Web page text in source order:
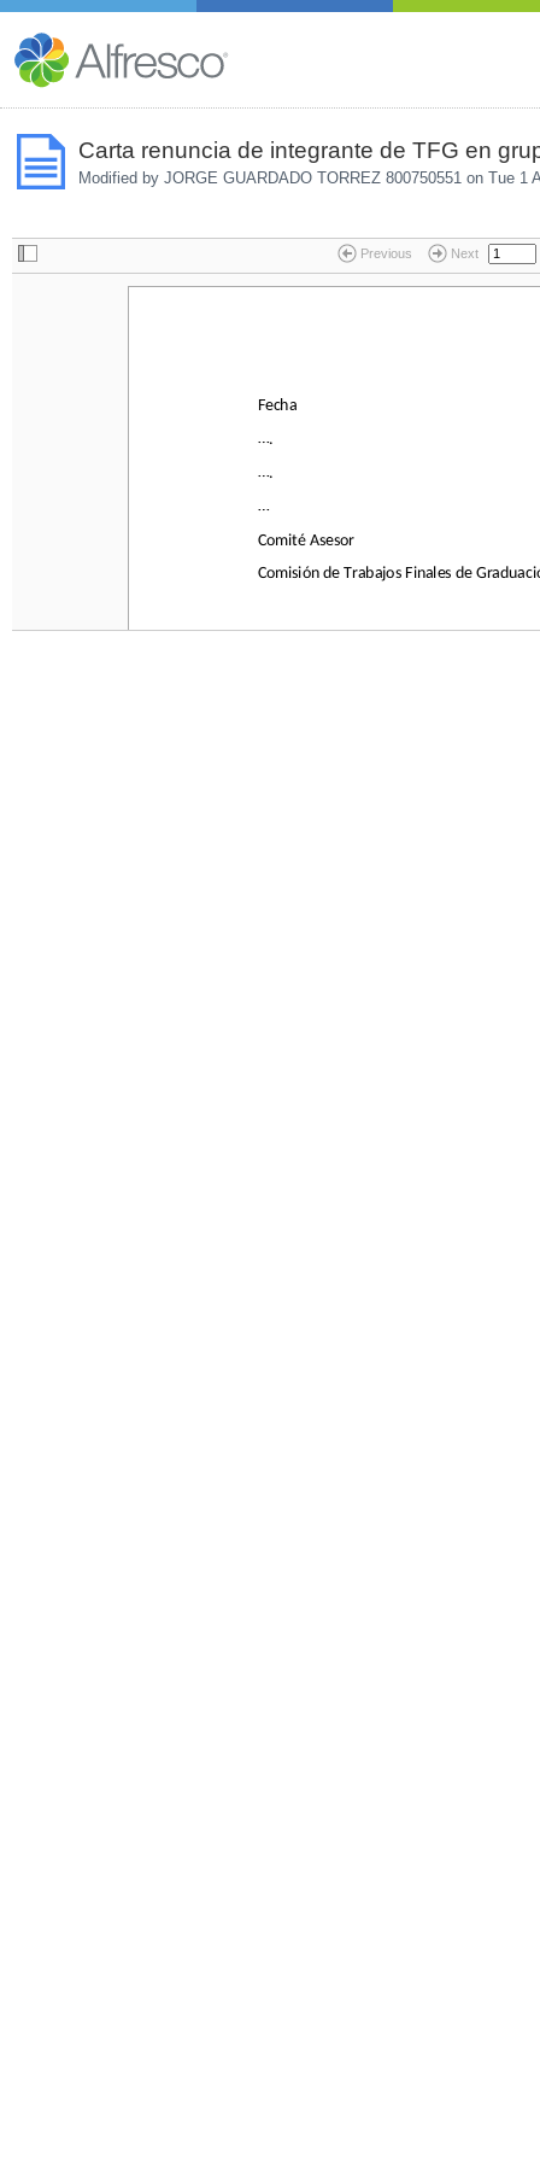
Carta renuncia de integrante de TFG en
Modified by JORGE GUARDADO TORREZ 800750551 on Tue 1
Previous Next